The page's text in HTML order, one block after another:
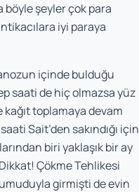
böyle şeyler çok para
iyi paraya
içinde bulduğu
saati de hiç olmazsa yüz
kağıt toplamaya devam
Sait’den sakındığı için
biri yaklaşık bir ay
Çökme Tehlikesi
girmişti de evin